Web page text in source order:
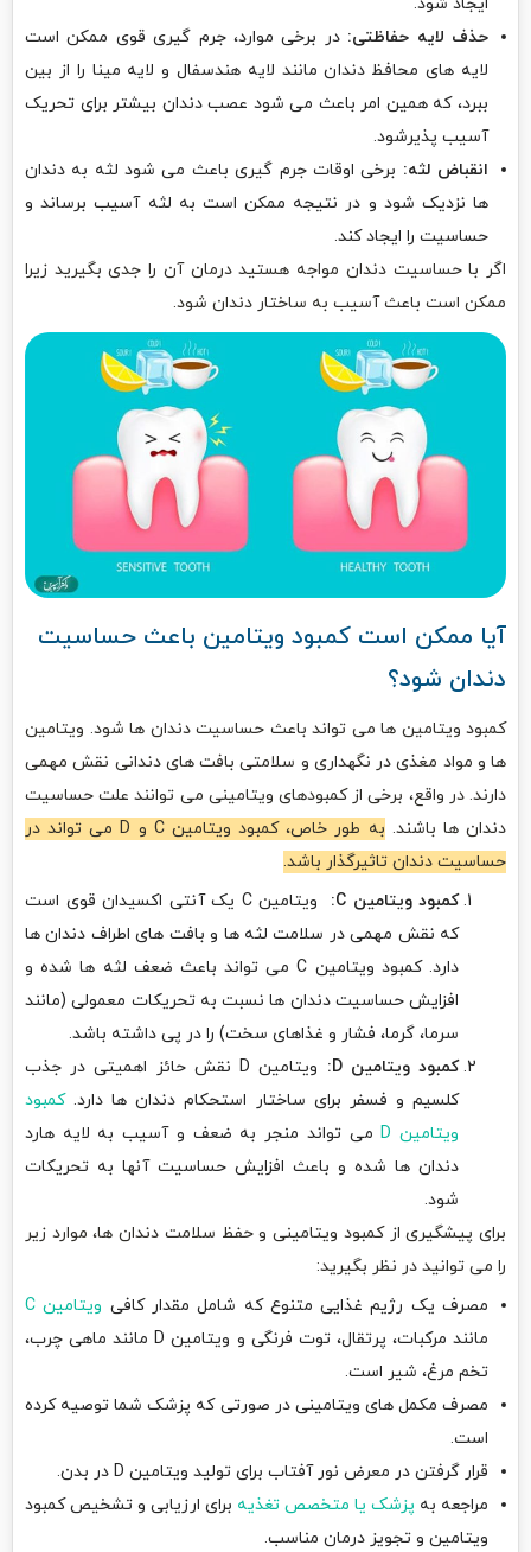
حذف لایه حفاظتی: در برخی موارد، جرم گیری قوی ممکن است
لایه های محافظ دندان مانند لایه هندسفال و لایه مینا را از بین
ببرد، که همین امر باعث می شود عصب دندان بیشتر برای تحریک
آسیب پذیر‌شود.
انقباض لثه: برخی اوقات جرم گیری باعث می شود لثه به دندان
ها نزدیک شود و در نتیجه ممکن است به لثه آسیب برساند و
حساسیت را ایجاد کند.
اگر با حساسیت دندان مواجه هستید درمان آن را جدی بگیرید زیرا
ممکن است باعث آسیب به ساختار دندان شود.
آیا ممکن است کمبود ویتامین باعث حساسیت
دندان شود؟
کمبود ویتامین ها می تواند باعث حساسیت دندان ها شود. ویتامین
ها و مواد مغذی در نگهداری و سلامتی بافت های دندانی نقش مهمی
دارند. در واقع، برخی از کمبودهای ویتامینی می توانند علت حساسیت
دندان ها باشند.
به طور خاص، کمبود ویتامین C و D می تواند در
حساسیت دندان تاثیرگذار باشد.
کمبود ویتامین
ویتامین C یک آنتی اکسیدان قوی است
که نقش مهمی در سلامت لثه ها و بافت های اطراف دندان ها
دارد. کمبود ویتامین C می تواند باعث ضعف لثه ها شده و
افزایش حساسیت دندان ها نسبت به تحریکات معمولی (مانند
سرما، گرما، فشار و غذاهای سخت) را در پی داشته باشد.
کمبود ویتامین D:
ویتامین D نقش حائز اهمیتی در جذب
کلسیم و فسفر برای ساختار استحکام دندان ها دارد.کمبود
ویتامین D
می تواند منجر به ضعف و آسیب به لایه هارد
دندان ها شده و باعث افزایش حساسیت آنها به تحریکات
شود.
برای پیشگیری از کمبود ویتامینی و حفظ سلامت دندان ها، موارد زیر
را می توانید در نظر بگیرید:
مصرف یک رژیم غذایی متنوع که شامل مقدار کافی ویتامین C
مانند مرکبات، پرتقال، توت فرنگی و ویتامین D مانند ماهی چرب،
تخم مرغ، شیر است.
مصرف مکمل های ویتامینی در صورتی که پزشک شما توصیه کرده
است.
قرار گرفتن در معرض نور آفتاب برای تولید ویتامین D در بدن.
مراجعه به پزشک یا متخصص تغذیه برای ارزیابی و تشخیص کمبود
ویتامین و تجویز درمان مناسب.